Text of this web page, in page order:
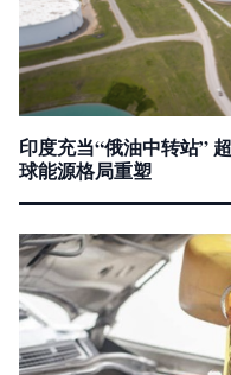
印度充当“俄油中转站”
球能源格局重塑